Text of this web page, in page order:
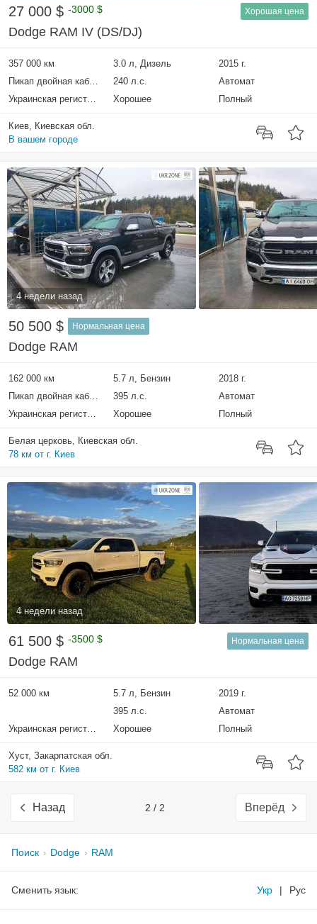
27 000 $ -3000 $ Хорошая цена
Dodge RAM IV (DS/DJ)
357 000 км 3.0 л, Дизель
2015 г.
Пикап двойная кабина
240 л.с.
Автомат
Украинская регистрация
Хорошее Полный
Киев, Киевская обл.
В вашем городе
4 недели назад
50 500 $ Нормальная цена
Dodge RAM
162 000 км 5.7 л, Бензин
2018 г.
Пикап двойная кабина
395 л.с.
Автомат
Украинская регистрация
Хорошее Полный
Белая церковь, Киевская обл.
78 км от г. Киев
4 недели назад
61 500 $ -3500 $ Нормальная цена
Dodge RAM
52 000 км 5.7 л, Бензин
2019 г.
395 л.с.
Автомат
Украинская регистрация
Хорошее Полный
Хуст, Закарпатская обл.
582 км от г. Киев
Назад 2 / 2 Вперёд
Поиск Dodge RAM
Сменить язык: Укр | Рус